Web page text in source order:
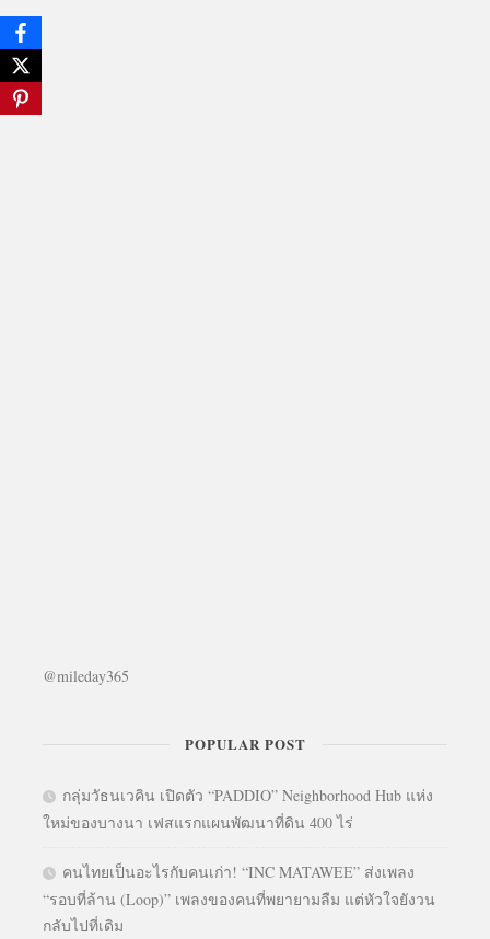
@mileday365
POPULAR POST
กลุ่มวัธนเวคิน เปิดตัว “PADDIO” Neighborhood Hub แห่ง
ใหม่ของบางนา เฟสแรกแผนพัฒนาที่ดิน 400 ไร่
คนไทยเป็นอะไรกับคนเก่า! “INC MATAWEE” ส่งเพลง
“รอบที่ล้าน (Loop)” เพลงของคนที่พยายามลืม แต่หัวใจยังวน
กลับไปที่เดิม